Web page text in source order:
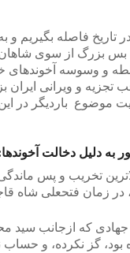
تاریخ فاصله بگیریم و
بس بزرگ از سوی
و وسوسه آخوندهای
و ویرانی ایران
موضوع باردیگر در
به دلیل دخالت
تخریب و پس
در زمان فتحعلی شاه
که ازجانب سید
بود، گز نکرده، و